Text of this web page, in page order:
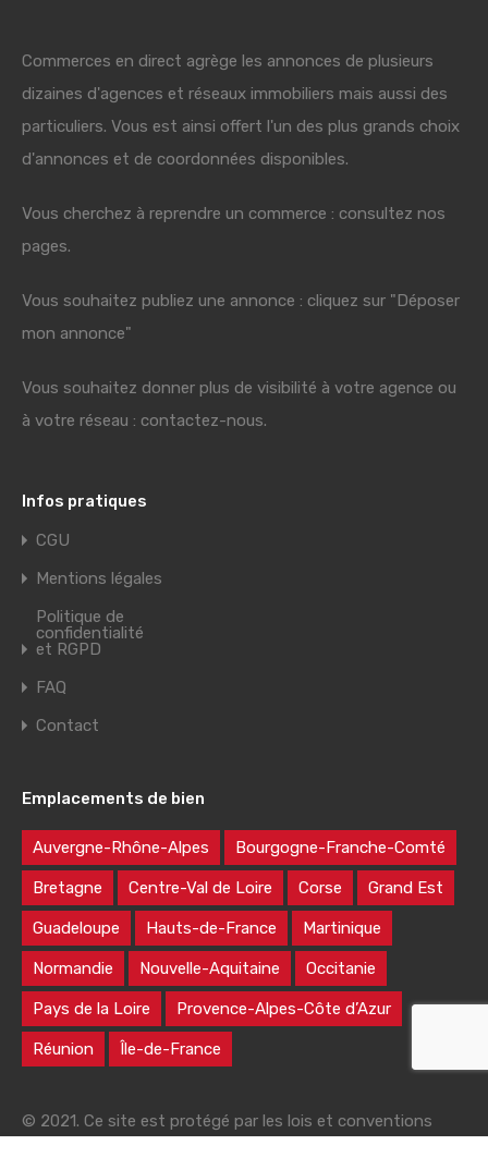
Commerces en direct agrège les annonces de plusieurs
dizaines d'agences et réseaux immobiliers mais aussi des
particuliers. Vous est ainsi offert l'un des plus grands choix
d'annonces et de coordonnées disponibles.
Vous cherchez à reprendre un commerce : consultez nos
pages.
Vous souhaitez publiez une annonce : cliquez sur "Déposer
mon annonce"
Vous souhaitez donner plus de visibilité à votre agence ou
à votre réseau : contactez-nous.
Infos pratiques
CGU
Mentions légales
Politique de
confidentialité
et RGPD
FAQ
Contact
Emplacements de bien
Auvergne-Rhône-Alpes Bourgogne-Franche-Comté
Bretagne Centre-Val de Loire Corse Grand Est
Guadeloupe Hauts-de-France Martinique
Normandie Nouvelle-Aquitaine Occitanie
Pays de la Loire Provence-Alpes-Côte d’Azur
Réunion Île-de-France
© 2021. Ce site est protégé par les lois et conventions